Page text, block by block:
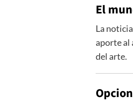
El
La
aporte al
del arte.